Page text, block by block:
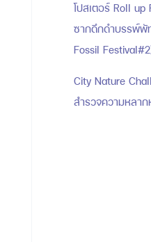
โปสเตอร์ Roll up
ซากดึกดำบรรพ์พั
Fossil
City Nature
สำรวจความหลา